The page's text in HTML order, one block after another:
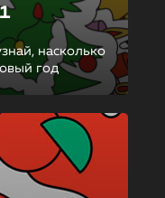
насколько
год